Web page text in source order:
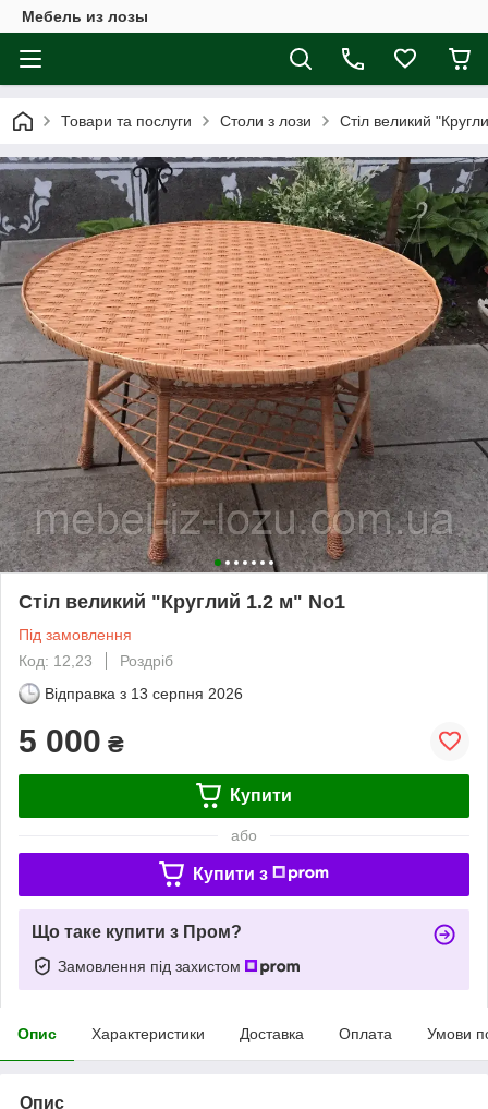
Мебель из лозы
Товари та послуги Столи з лози Стіл великий
Стіл великий "Круглий 1.2 м" No1
Під замовлення
Код: 12,23
Роздріб
Відправка з 13 серпня 2026
5 000 ₴
Купити
або
Купити з
Що таке купити з Пром?
Замовлення під захистом
Опис Характеристики Доставка Оплата Умови
Опис